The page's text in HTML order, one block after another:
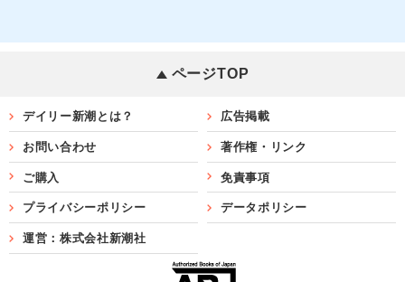
ページTOP
デイリー新潮とは？ 広告掲載
お問い合わせ 著作権・リンク
ご購入 免責事項
プライバシーポリシー データポリシー
運営：株式会社新潮社